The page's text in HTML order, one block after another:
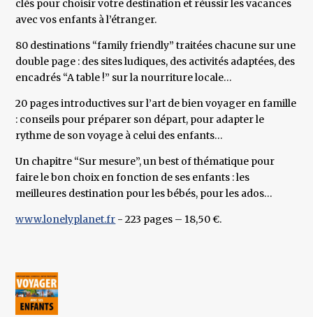
clés pour choisir votre destination et réussir les vacances
avec vos enfants à l’étranger.
80 destinations “family friendly” traitées chacune sur une
double page : des sites ludiques, des activités adaptées, des
encadrés “A table !” sur la nourriture locale…
20 pages introductives sur l’art de bien voyager en famille
: conseils pour préparer son départ, pour adapter le
rythme de son voyage à celui des enfants…
Un chapitre “Sur mesure”, un best of thématique pour
faire le bon choix en fonction de ses enfants : les
meilleures destination pour les bébés, pour les ados…
www.lonelyplanet.fr - 223 pages – 18,50 €.